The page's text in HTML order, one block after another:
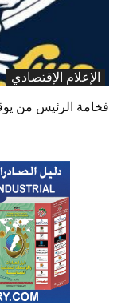
الإعلام الإقتصادي
فخامة الرئيس من